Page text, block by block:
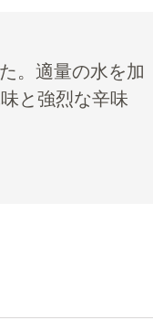
。適量の水を加
と強烈な辛味